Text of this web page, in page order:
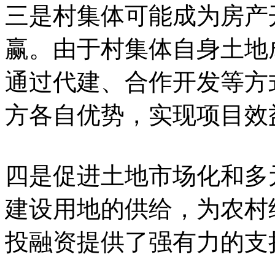
三是村集体可能成为房
赢。由于村集体自身土
通过代建、合作开发等
方各自优势，实现项目
四是促进土地市场化和
建设用地的供给，为农
投融资提供了强有力的支